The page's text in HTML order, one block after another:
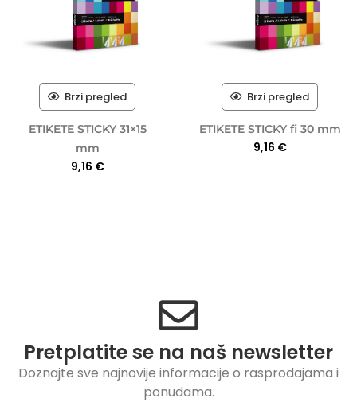
Brzi pregled
ETIKETE STICKY 31×15
mm
9,16 €
Brzi pregled
ETIKETE STICKY fi 30 mm
9,16 €
Pretplatite se na naš newsletter
Doznajte sve najnovije informacije o rasprodajama i
ponudama.